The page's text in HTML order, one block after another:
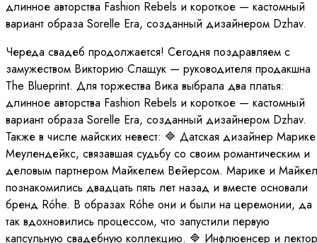
длинное авторства Fashion Rebels и короткое — кастомный
вариант образа Sorelle Era, созданный дизайнером Dzhav.
Череда свадеб продолжается! Сегодня поздравляем с
замужеством Викторию Слащук — руководителя продакшна
The Blueprint. Для торжества Вика выбрала два платья:
длинное авторства Fashion Rebels и короткое — кастомный
вариант образа Sorelle Era, созданный дизайнером Dzhav.
Также в числе майских невест: 🔷 Датская дизайнер Марике
Меулендейкс, связавшая судьбу со своим романтическим и
деловым партнером Майкелем Вейерсом. Марике и
познакомились двадцать пять лет назад и вместе основали
бренд Róhe. В образах Róhe они и были на церемонии, да
так вдохновились процессом, что запустили первую
капсульную свадебную коллекцию. 🔷 Инфлюенсер и лектор